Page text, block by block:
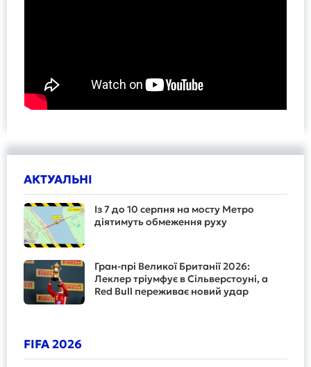
АКТУАЛЬНІ
Із 7 до 10 серпня на мосту Метро
діятимуть обмеження руху
Гран-прі Великої Британії 2026:
Леклер тріумфує в Сільверстоуні, а
Red Bull переживає новий удар
FIFA 2026